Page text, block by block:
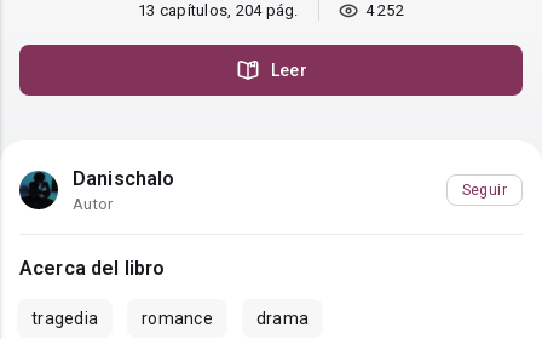
13 capítulos, 204 pág. 4 252
Leer
Danischalo
Autor
Seguir
Acerca del libro
tragedia romance drama